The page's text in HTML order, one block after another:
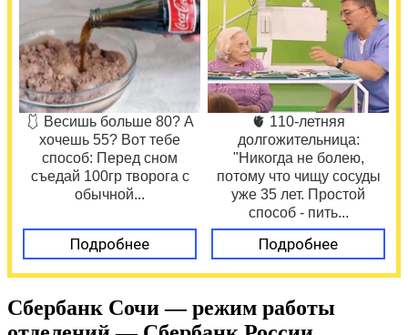
🩱 Весишь больше 80? А
хочешь 55? Вот тебе
способ: Перед сном
съедай 100гр творога с
обычной...
Подробнее
🫀 110-летняя
долгожительница:
"Никогда не болею,
потому что чищу сосуды
уже 35 лет. Простой
способ - пить...
Подробнее
Сбербанк Сочи — режим работы